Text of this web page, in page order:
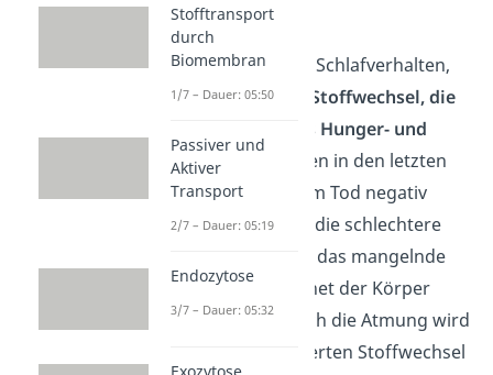
noch schlafen.
Aber nicht nur das Schlafverhalten,
sondern auch der
Stoffwechsel, die
Durchblutung, das Hunger- und
Durstgefühl
werden in den letzten
24 Stunden vor dem Tod negativ
beeinflusst. Durch die schlechtere
Durchblutung und das mangelnde
Durstgefühl trocknet der Körper
allmählich aus. Auch die Atmung wird
durch den verringerten Stoffwechsel
Stofftransport
durch
Biomembran
1/7 – Dauer: 05:50
Passiver und
Aktiver
Transport
2/7 – Dauer: 05:19
Endozytose
3/7 – Dauer: 05:32